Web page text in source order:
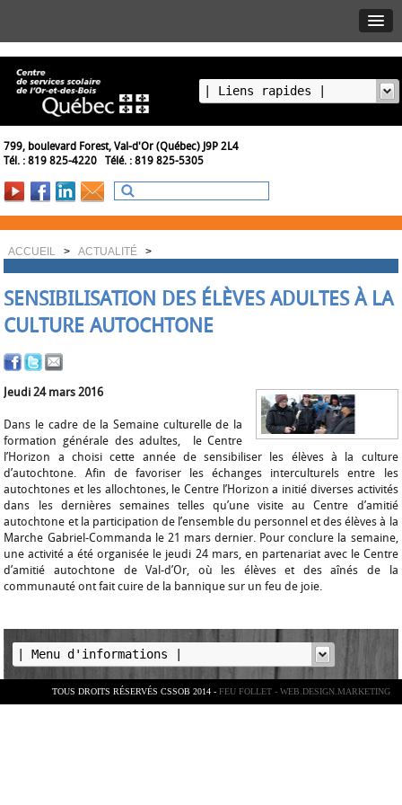
799, boulevard Forest, Val-d'Or (Québec) J9P 2L4
Tél. : 819 825-4220 Télé. : 819 825-5305
ACCUEIL > ACTUALITÉ>
SENSIBILISATION DES ÉLÈVES ADULTES À LA
CULTURE AUTOCHTONE
Jeudi 24 mars 2016
Dans le cadre de la Semaine culturelle de la
formation générale des adultes, le Centre
l’Horizon a choisi cette année de sensibiliser les élèves à la culture
d’autochtone. Afin de favoriser les échanges interculturels entre les
autochtones et les allochtones, le Centre l’Horizon a initié diverses activités
dans les dernières semaines telles qu’une visite au Centre d’amitié
autochtone et la participation de l’ensemble du personnel et des élèves à la
Marche Gabriel-Commanda le 21 mars dernier. Pour conclure la semaine,
une activité a été organisée le jeudi 24 mars, en partenariat avec le Centre
d’amitié autochtone de Val-d’Or, où les élèves et des aînés de la
communauté ont fait cuire de la bannique sur un feu de joie.
TOUS DROITS RÉSERVÉS CSSOB 2014 - FEU FOLLET - WEB.DESIGN.MARKETING